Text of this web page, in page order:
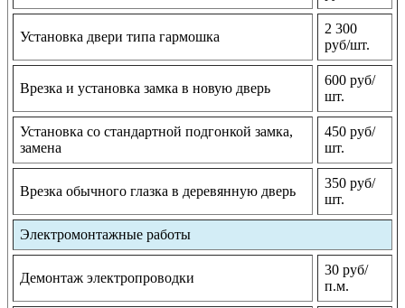
Установка двери типа гармошка
2 300
руб/шт.
Врезка и установка замка в новую дверь
600 руб/
шт.
Установка со стандартной подгонкой замка,
замена
450 руб/
шт.
Врезка обычного глазка в деревянную дверь
350 руб/
шт.
Электромонтажные работы
Демонтаж электропроводки
30 руб/
п.м.